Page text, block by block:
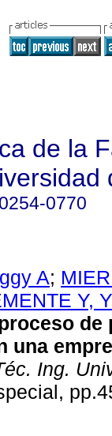
de la
0254-0770
A;
Y,
de
una
Ing.